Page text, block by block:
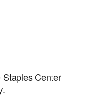
Center